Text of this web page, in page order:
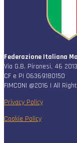
Federazione Italiana
Via G.B. Piranesi, 46
CF e PI 06369180150
FIMCONI @2016 | All
Privacy Policy
Cookie Policy